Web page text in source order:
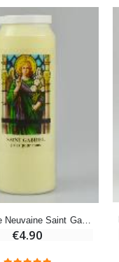
Bougie de Neuvaine Saint Gabriel Archange - 17.5cm
€4.90